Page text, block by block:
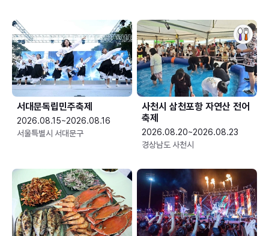
서대문독립민주축제
2026.08.15~2026.08.16
서울특별시 서대문구
사천시 삼천포항 자연산 전어
축제
2026.08.20~2026.08.23
경상남도 사천시